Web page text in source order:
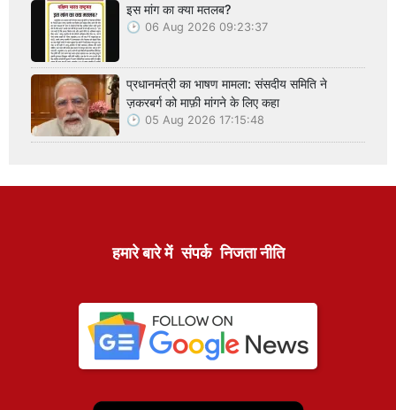
इस मांग का क्या मतलब?
06 Aug 2026 09:23:37
प्रधानमंत्री का भाषण मामला: संसदीय समिति ने
ज़करबर्ग को माफ़ी मांगने के लिए कहा
05 Aug 2026 17:15:48
हमारे बारे में संपर्क निजता नीति